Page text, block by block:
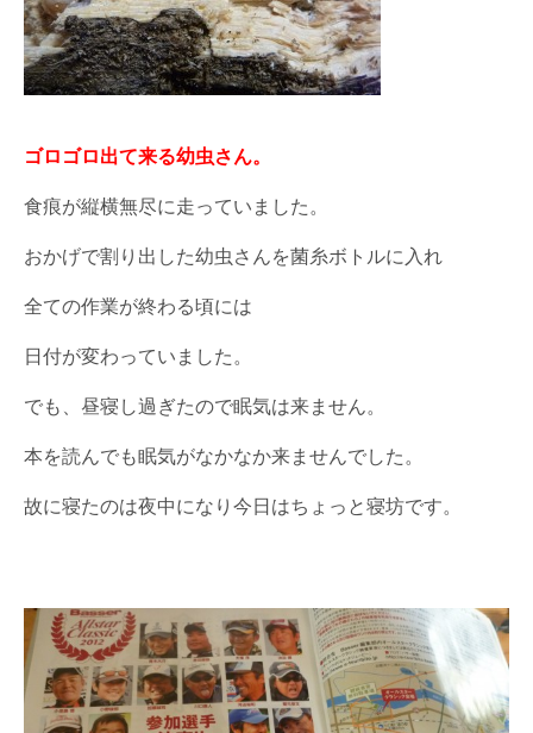
ゴロゴロ出て来る幼虫さん。
食痕が縦横無尽に走っていました。
おかげで割り出した幼虫さんを菌糸ボトルに入れ
全ての作業が終わる頃には
日付が変わっていました。
でも、昼寝し過ぎたので眠気は来ません。
本を読んでも眠気がなかなか来ませんでした。
故に寝たのは夜中になり今日はちょっと寝坊です。